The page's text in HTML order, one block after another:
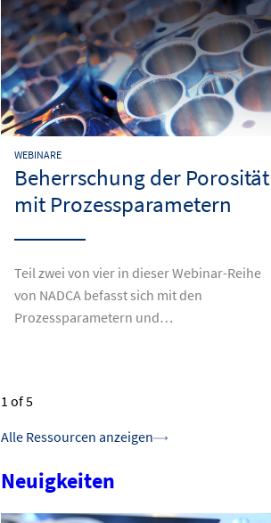
WEBINARE
Beherrschung der Porosität
mit Prozessparametern
Teil zwei von vier in dieser Webinar-Reihe
von NADCA befasst sich mit den
Prozessparametern und…
1of 5
Alle Ressourcen anzeigen
Neuigkeiten